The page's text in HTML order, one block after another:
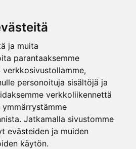
ja muita
parantaaksemme
personoituja sisältöjä ja
verkkoliikennettä
ymmärrystämme
Jatkamalla sivustomme
evästeiden ja muiden
käytön.